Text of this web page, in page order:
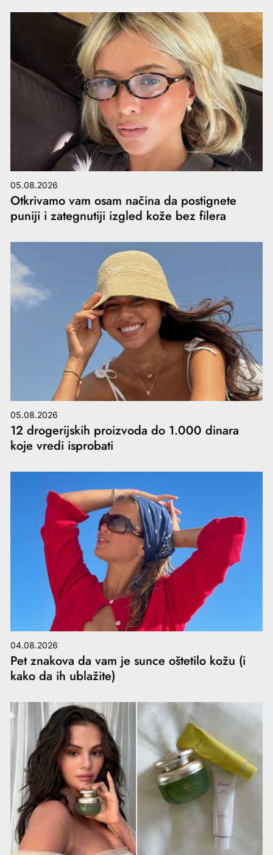
05.08.2026
Otkrivamo vam osam načina da postignete
puniji i zategnutiji izgled kože bez filera
05.08.2026
12 drogerijskih proizvoda do 1.000 dinara
koje vredi isprobati
04.08.2026
Pet znakova da vam je sunce oštetilo kožu (i
kako da ih ublažite)